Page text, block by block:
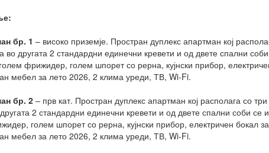
бр. 1 – високо приземје. Простран дуплекс апартман кој
во другата 2 стандардни единечни кревети и од двете спални
фрижидер, голем шпорет со рерна, кујнски прибор,
мебел за лето 2026, 2 клима уреди, ТВ, Wi-Fi.
бр. 2– прв кат. Простран дуплекс апартман кој располага со
2 стандардни единечни кревети и од двете спални соби
голем шпорет со рерна, кујнски прибор, електричен бокал
мебел за лето 2026, 2 клима уреди, ТВ, Wi-Fi.